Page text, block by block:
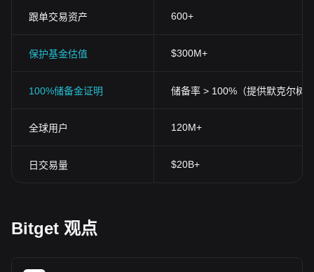
跟单交易资产 600+
保护基金估值 $300M+
100%储备金证明 储备率 > 100%（提供默克尔树
全球用户 120M+
日交易量 $20B+
Bitget 观点